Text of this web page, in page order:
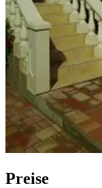
Preise